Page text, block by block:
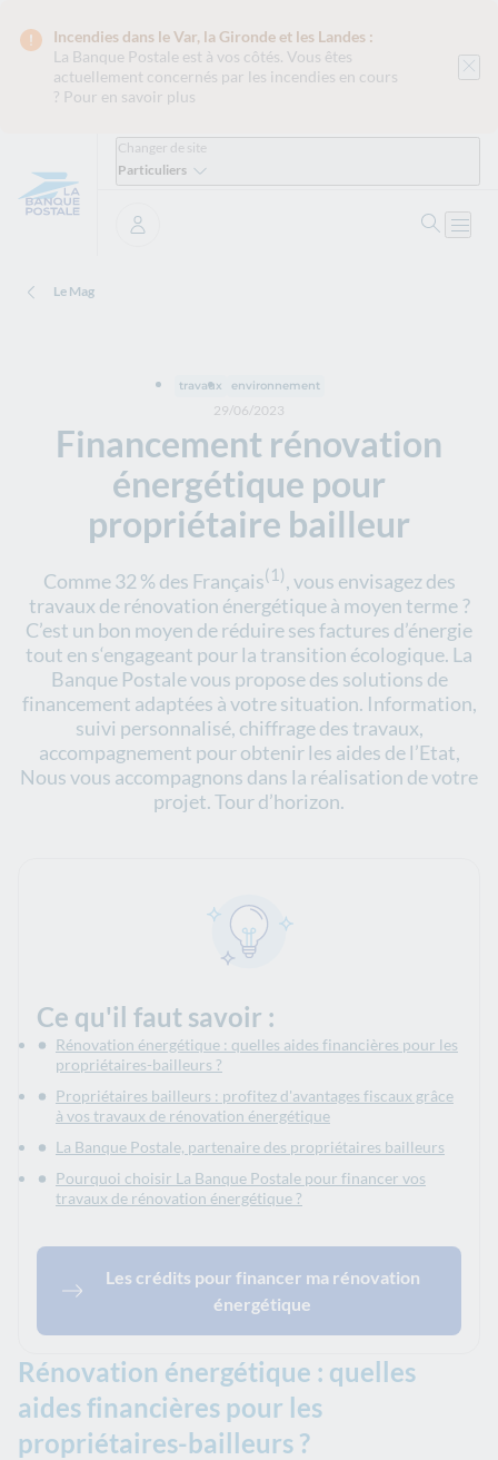
Incendies dans le Var, la Gironde et les Landes :
La Banque Postale est à vos côtés. Vous êtes
actuellement concernés par les incendies en cours
? Pour en savoir plus
Changer de site
Particuliers
Se connecter
Le Mag
Financement rénovation
énergétique pour
propriétaire bailleur
29/06/2023
travaux environnement
Comme 32 % des Français(1), vous envisagez des
travaux de rénovation énergétique à moyen terme ?
C’est un bon moyen de réduire ses factures d’énergie
tout en s‘engageant pour la transition écologique. La
Banque Postale vous propose des solutions de
financement adaptées à votre situation. Information,
suivi personnalisé, chiffrage des travaux,
accompagnement pour obtenir les aides de l’Etat,
Nous vous accompagnons dans la réalisation de votre
projet. Tour d’horizon.
Ce qu'il faut savoir :
Rénovation énergétique : quelles aides financières pour les
propriétaires-bailleurs ?
Propriétaires bailleurs : profitez d'avantages fiscaux grâce
à vos travaux de rénovation énergétique
La Banque Postale, partenaire des propriétaires bailleurs
Pourquoi choisir La Banque Postale pour financer vos
travaux de rénovation énergétique ?
Les crédits pour financer ma rénovation
énergétique
Rénovation énergétique : quelles
aides financières pour les
propriétaires-bailleurs ?